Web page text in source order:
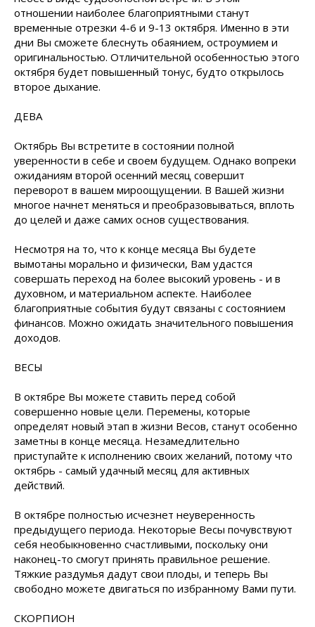
отношении наиболее благоприятными станут
временные отрезки 4-6 и 9-13 октября. Именно в эти
дни Вы сможете блеснуть обаянием, остроумием и
оригинальностью. Отличительной особенностью этого
октября будет повышенный тонус, будто открылось
второе дыхание.
ДЕВА
Октябрь Вы встретите в состоянии полной
уверенности в себе и своем будущем. Однако вопреки
ожиданиям второй осенний месяц совершит
переворот в вашем мироощущении. В Вашей жизни
многое начнет меняться и преобразовываться, вплоть
до целей и даже самих основ существования.
Несмотря на то, что к конце месяца Вы будете
вымотаны морально и физически, Вам удастся
совершать переход на более высокий уровень - и в
духовном, и материальном аспекте. Наиболее
благоприятные события будут связаны с состоянием
финансов. Можно ожидать значительного повышения
доходов.
ВЕСЫ
В октябре Вы можете ставить перед собой
совершенно новые цели. Перемены, которые
определят новый этап в жизни Весов, станут особенно
заметны в конце месяца. Незамедлительно
приступайте к исполнению своих желаний, потому что
октябрь - самый удачный месяц для активных
действий.
В октябре полностью исчезнет неуверенность
предыдущего периода. Некоторые Весы почувствуют
себя необыкновенно счастливыми, поскольку они
наконец-то смогут принять правильное решение.
Тяжкие раздумья дадут свои плоды, и теперь Вы
свободно можете двигаться по избранному Вами пути.
СКОРПИОН